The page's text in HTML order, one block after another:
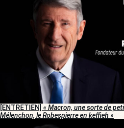
[ENTRETIEN] « Macron, une sorte de
Mélenchon, le Robespierre en keffieh »